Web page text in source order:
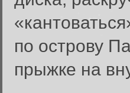
по острову
прыжке на